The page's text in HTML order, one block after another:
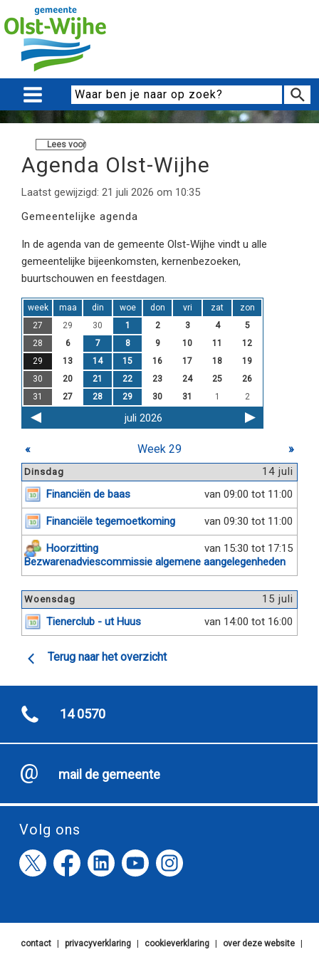
Lees voor
Agenda Olst-Wijhe
Laatst gewijzigd: 21 juli 2026 om 10:35
Gemeentelijke agenda
In de agenda van de gemeente Olst-Wijhe vindt u alle
gemeentelijke bijeenkomsten, kernenbezoeken,
buurtschouwen en feestdagen.
week maa din woe don vri zat
zon
27
29 30 1 2 3 4
5
28
6 7 8 9 10 11
12
29
13 14 15 16 17 18
19
30
20 21 22 23 24 25
26
31
27 28 29 30 31 1 2
juli 2026
« Week 29 »
14 juli
Dinsdag
van 09:00 tot 11:00
Financiën de baas
van 09:30 tot 11:00
Financiële tegemoetkoming
van 15:30 tot 17:15
Hoorzitting
Bezwarenadviescommissie algemene aangelegenheden
15 juli
Woensdag
van 14:00 tot 16:00
Tienerclub - ut Huus
Terug naar het overzicht
14 0570
mail de gemeente
Volg ons
contact privacyverklaring cookieverklaring over deze website